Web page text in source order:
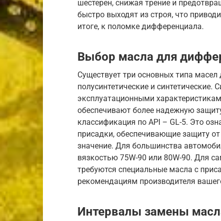
шестерен, снижая трение и
быстро выходят из строя, что
итоге, к поломке дифференциала.
Выбор масла для
Существует три основных типа
полусинтетические и
эксплуатационными
обеспечивают более надежную
классификация по API – GL-5. Это
присадки, обеспечивающие защиту
значение. Для большинства
вязкостью 75W-90 или 80W-90. Для
требуются специальные масла с
рекомендациям производителя
Интервалы замены